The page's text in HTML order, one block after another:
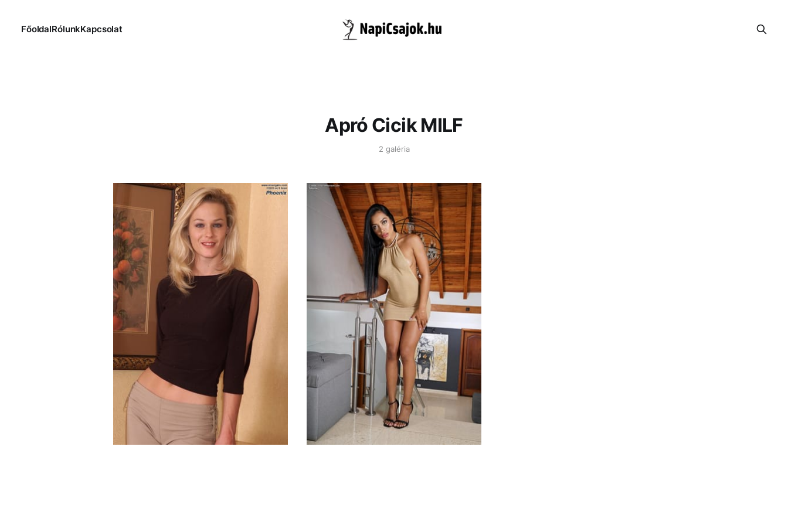
FőoldalRólunkKapcsolat
Apró Cicik MILF
2 galéria